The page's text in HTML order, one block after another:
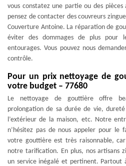
vous constatez une partie ou des
pensez de contacter des couvreurs
Couverture Antoine. La réparation de
éviter des dommages de plus
entourages. Vous pouvez nous
contrôle.
Pour un prix nettoyage de
votre budget – 77680
Le nettoyage de gouttière offre
prolongation de sa durée de vie,
l’extérieur de la maison, etc. Notre
n’hésitez pas de nous appeler pour
votre gouttière est très raisonnable,
notre tarification. En plus, nos artisans
un service inégalé et pertinent. Partout